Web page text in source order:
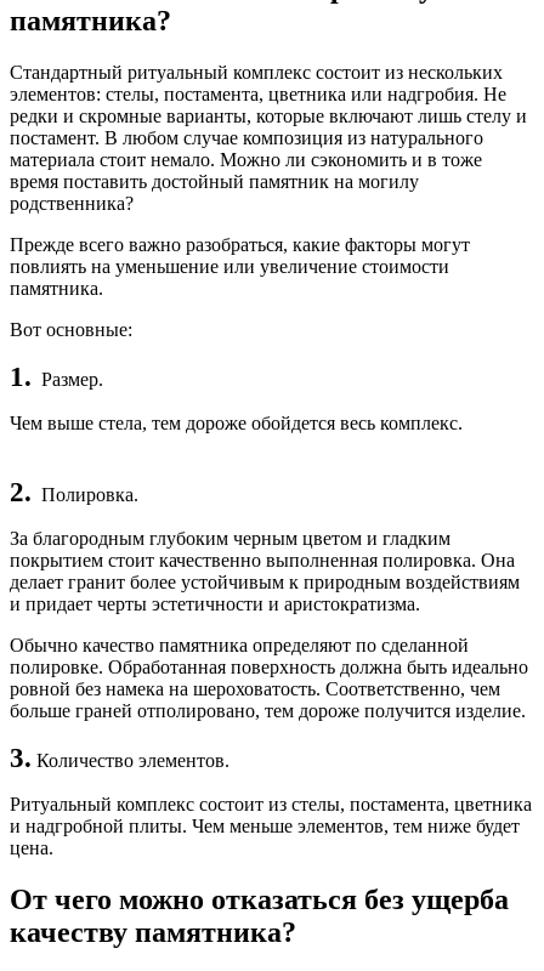
памятника?
Стандартный ритуальный комплекс состоит из нескольких
элементов: стелы, постамента, цветника или надгробия. Не
редки и скромные варианты, которые включают лишь стелу и
постамент. В любом случае композиция из натурального
материала стоит немало. Можно ли сэкономить и в тоже
время поставить достойный памятник на могилу
родственника?
Прежде всего важно разобраться, какие факторы могут
повлиять на уменьшение или увеличение стоимости
памятника.
Вот основные:
1. Размер.
Чем выше стела, тем дороже обойдется весь комплекс.
2. Полировка.
За благородным глубоким черным цветом и гладким
покрытием стоит качественно выполненная полировка. Она
делает гранит более устойчивым к природным воздействиям
и придает черты эстетичности и аристократизма.
Обычно качество памятника определяют по сделанной
полировке. Обработанная поверхность должна быть идеально
ровной без намека на шероховатость. Соответственно, чем
больше граней отполировано, тем дороже получится изделие.
3. Количество элементов.
Ритуальный комплекс состоит из стелы, постамента, цветника
и надгробной плиты. Чем меньше элементов, тем ниже будет
цена.
От чего можно отказаться без ущерба
качеству памятника?